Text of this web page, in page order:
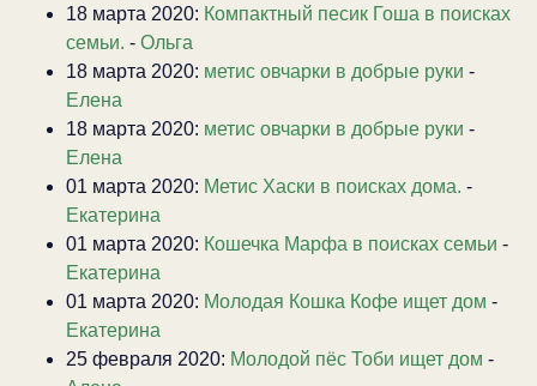
18 марта 2020: Компактный песик Гоша в поисках
семьи. - Ольга
18 марта 2020: метис овчарки в добрые руки -
Елена
18 марта 2020: метис овчарки в добрые руки -
Елена
01 марта 2020: Метис Хаски в поисках дома. -
Екатерина
01 марта 2020: Кошечка Марфа в поисках семьи -
Екатерина
01 марта 2020: Молодая Кошка Кофе ищет дом -
Екатерина
25 февраля 2020: Молодой пёс Тоби ищет дом -